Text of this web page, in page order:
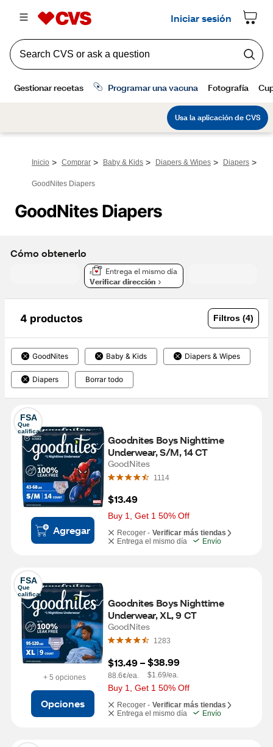
Inicio > Comprar > Baby & Kids > Diapers & Wipes > Diapers >
GoodNites Diapers
GoodNites Diapers
Cómo obtenerlo
Entrega el mismo día
Verificar dirección
4 productos Filtros (4)
GoodNites Baby & Kids Diapers & Wipes
Diapers Borrar todo
FSA
Que
califica
Agregar
Goodnites Boys Nighttime
Underwear, S/M, 14 CT
GoodNites
1114
$13.49
Buy 1, Get 1 50% Off
Recoger - Verificar más tiendas
Entrega el mismo día
Envío
FSA
Que
califica
+ 5 opciones
Opciones
Goodnites Boys Nighttime
Underwear, XL, 9 CT
GoodNites
1283
$13.49 –
88.6¢/ea.
$38.99
$1.69/ea.
Buy 1, Get 1 50% Off
Recoger - Verificar más tiendas
Entrega el mismo día
Envío